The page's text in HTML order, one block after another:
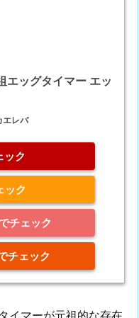
エッグタイマー エッ
エレバ
ック
ック
チェック
チェック